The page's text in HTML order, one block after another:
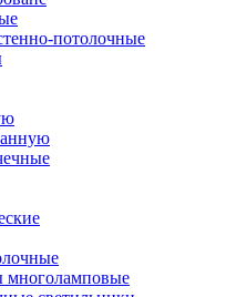
потолочные
многоламповые